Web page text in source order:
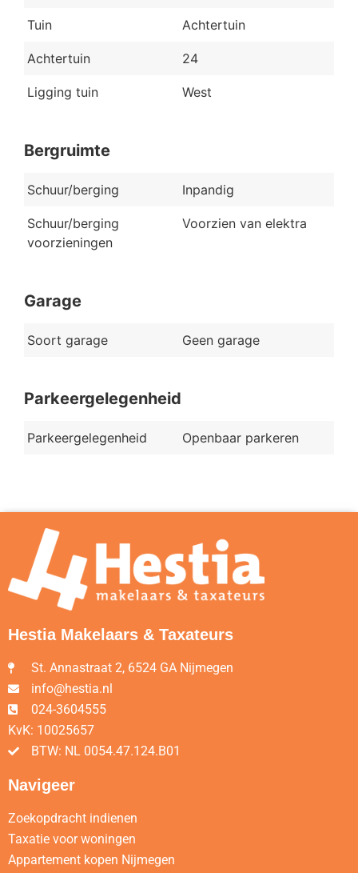
Tuin Achtertuin
Achtertuin 24
Ligging tuin West
Bergruimte
Schuur/berging Inpandig
Schuur/berging
voorzieningen
Voorzien van elektra
Garage
Soort garage Geen garage
Parkeergelegenheid
Parkeergelegenheid Openbaar parkeren
Hestia Makelaars & Taxateurs
St. Annastraat 2, 6524 GA Nijmegen
info@hestia.nl
024-3604555
KvK: 10025657
BTW: NL 0054.47.124.B01
Navigeer
Zoekopdracht indienen
Taxatie voor woningen
Appartement kopen Nijmegen